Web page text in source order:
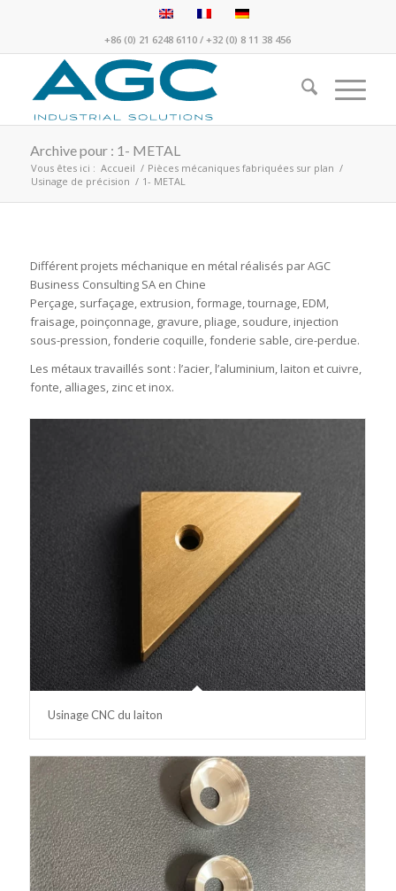
+86 (0) 21 6248 6110 /+32 (0) 8 11 38 456
Archive pour : 1- METAL
Vous êtes ici : Accueil / Pièces mécaniques fabriquées sur plan /
Usinage de précision / 1- METAL
Différent projets méchanique en métal réalisés par AGC
Business Consulting SA en Chine
Perçage, surfaçage, extrusion, formage, tournage, EDM,
fraisage, poinçonnage, gravure, pliage, soudure, injection
sous-pression, fonderie coquille, fonderie sable, cire-perdue.
Les métaux travaillés sont : l’acier, l’aluminium, laiton et cuivre,
fonte, alliages, zinc et inox.
Usinage CNC du laiton